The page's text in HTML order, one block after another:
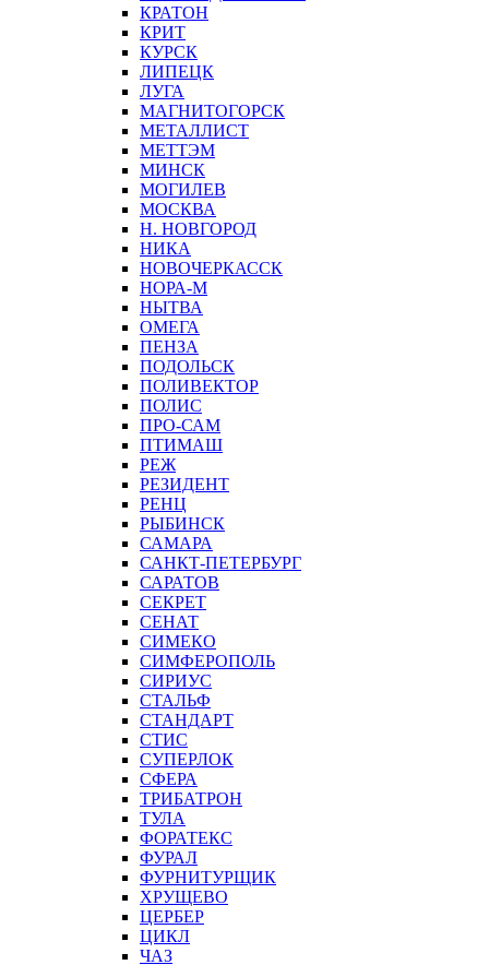
КРАТОН
КРИТ
КУРСК
ЛИПЕЦК
ЛУГА
МАГНИТОГОРСК
МЕТАЛЛИСТ
МЕТТЭМ
МИНСК
МОГИЛЕВ
МОСКВА
Н. НОВГОРОД
НИКА
НОВОЧЕРКАССК
НОРА-М
НЫТВА
ОМЕГА
ПЕНЗА
ПОДОЛЬСК
ПОЛИВЕКТОР
ПОЛИС
ПРО-САМ
ПТИМАШ
РЕЖ
РЕЗИДЕНТ
РЕНЦ
РЫБИНСК
САМАРА
САНКТ-ПЕТЕРБУРГ
САРАТОВ
СЕКРЕТ
СЕНАТ
СИМЕКО
СИМФЕРОПОЛЬ
СИРИУС
СТАЛЬФ
СТАНДАРТ
СТИС
СУПЕРЛОК
СФЕРА
ТРИБАТРОН
ТУЛА
ФОРАТЕКС
ФУРАЛ
ФУРНИТУРЩИК
ХРУЩЕВО
ЦЕРБЕР
ЦИКЛ
ЧАЗ